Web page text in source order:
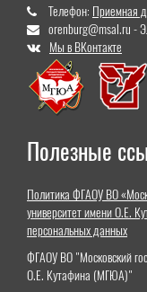
Телефон: Приемная
orenburg@msal.ru -
Мы в ВКонтакте
Полезные
Политика ФГАОУ ВО
университет имени О.Е.
персональных данных
ФГАОУ ВО "Московский
О.Е. Кутафина (МГЮА)"